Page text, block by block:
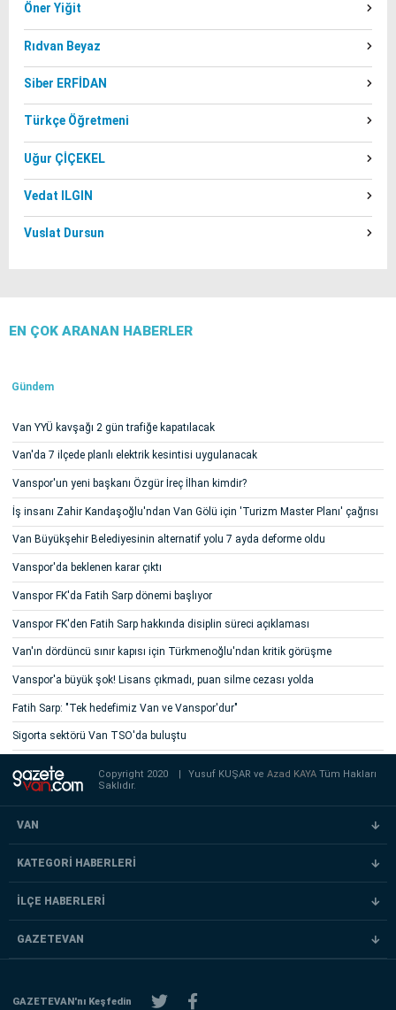
Öner Yiğit
Rıdvan Beyaz
Siber ERFİDAN
Türkçe Öğretmeni
Uğur ÇİÇEKEL
Vedat ILGIN
Vuslat Dursun
EN ÇOK ARANAN HABERLER
Gündem
Van YYÜ kavşağı 2 gün trafiğe kapatılacak
Van'da 7 ilçede planlı elektrik kesintisi uygulanacak
Vanspor'un yeni başkanı Özgür İreç İlhan kimdir?
İş insanı Zahir Kandaşoğlu'ndan Van Gölü için 'Turizm Master Planı' çağrısı
Van Büyükşehir Belediyesinin alternatif yolu 7 ayda deforme oldu
Vanspor'da beklenen karar çıktı
Vanspor FK'da Fatih Sarp dönemi başlıyor
Vanspor FK'den Fatih Sarp hakkında disiplin süreci açıklaması
Van'ın dördüncü sınır kapısı için Türkmenoğlu'ndan kritik görüşme
Vanspor'a büyük şok! Lisans çıkmadı, puan silme cezası yolda
Fatih Sarp: "Tek hedefimiz Van ve Vanspor'dur"
Sigorta sektörü Van TSO'da buluştu
Copyright 2020 | Yusuf KUŞAR veAzad KAYATüm Hakları
Saklıdır.
VAN
KATEGORİ HABERLERİ
İLÇE HABERLERİ
GAZETEVAN
GAZETEVAN'nı Keşfedin